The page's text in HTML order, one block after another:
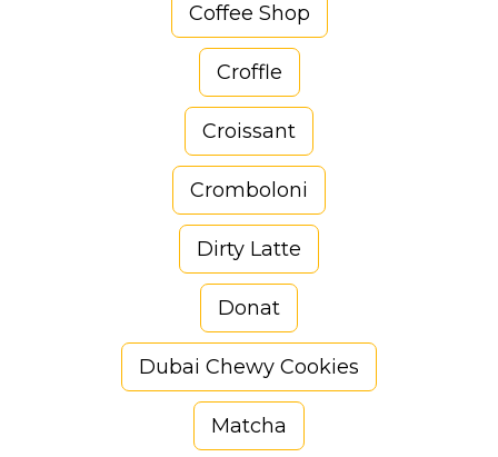
Coffee Shop
Croffle
Croissant
Cromboloni
Dirty Latte
Donat
Dubai Chewy Cookies
Matcha